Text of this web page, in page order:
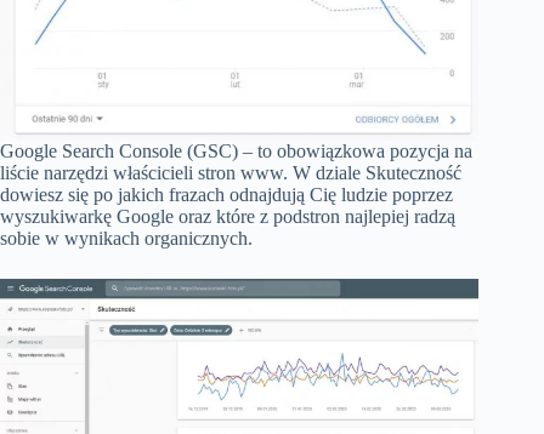
Google Search Console (GSC) – to obowiązkowa pozycja na
liście narzędzi właścicieli stron www. W dziale Skuteczność
dowiesz się po jakich frazach odnajdują Cię ludzie poprzez
wyszukiwarkę Google oraz które z podstron najlepiej radzą
sobie w wynikach organicznych.